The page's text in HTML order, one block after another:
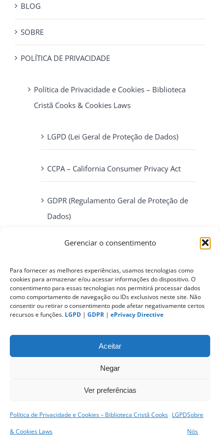
Gerenciar o consentimento
Para fornecer as melhores experiências, usamos tecnologias como
cookies para armazenar e/ou acessar informações do dispositivo. O
consentimento para essas tecnologias nos permitirá processar dados
como comportamento de navegação ou IDs exclusivos neste site. Não
consentir ou retirar o consentimento pode afetar negativamente certos
recursos e funções. LGPD | GDPR | ePrivacy Directive
Aceitar
Negar
Ver preferências
Política de Privacidade e Cookies – Biblioteca Cristã Cooks
& Cookies Laws
LGPDSobre
Nós
BLOG
SOBRE
POLÍTICA DE PRIVACIDADE
Política de Privacidade e Cookies – Biblioteca
Cristã Cooks & Cookies Laws
LGPD (Lei Geral de Proteção de Dados)
CCPA – California Consumer Privacy Act
GDPR (Regulamento Geral de Proteção de
Dados)
ePrivacy Directive (Diretiva ePrivacidade)
PIPEDA (Personal Information Protection
and Electronic Documents Act)